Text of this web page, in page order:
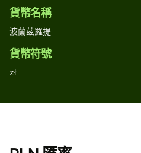
貨幣名稱
波蘭茲羅提
貨幣符號
zł